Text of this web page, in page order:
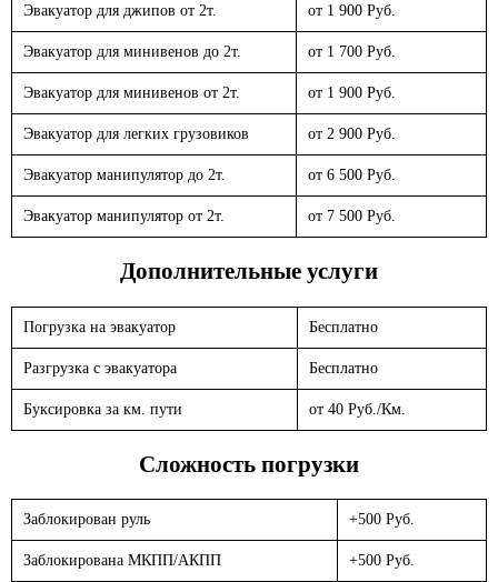
Эвакуатор для джипов от 2т. от 1 900 Руб.
Эвакуатор для минивенов до 2т. от 1 700 Руб.
Эвакуатор для минивенов от 2т. от 1 900 Руб.
Эвакуатор для легких грузовиков от 2 900 Руб.
Эвакуатор манипулятор до 2т. от 6 500 Руб.
Эвакуатор манипулятор от 2т. от 7 500 Руб.
Дополнительные услуги
Погрузка на эвакуатор Бесплатно
Разгрузка с эвакуатора Бесплатно
Буксировка за км. пути от 40 Руб./Км.
Сложность погрузки
Заблокирован руль +500 Руб.
Заблокирована МКПП/АКПП +500 Руб.